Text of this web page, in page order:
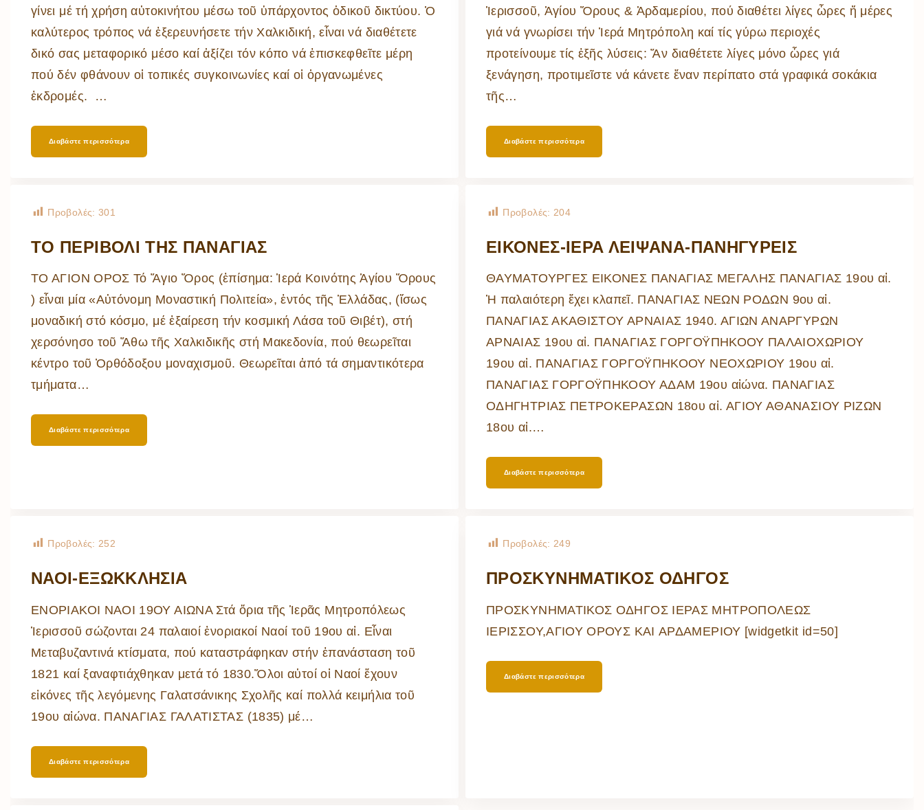
Εκκλησιαστική
κατασκήνωση
Φιλόπτωχο Ταμεῖο
Θεῖον Κήρυγμα – Ἱερὰ
Ἐξομολόγηση
Αἴθουσες – Πνευματικά
Κέντρα
Ραδιοφωνικός Σταθμός
Ποιμαντική Διακονία
Ἐργαστήριο
Συντηρήσεως Κειμηλίων
Βυζαντινή Μουσική
Σχολές Ἐκκλησιαστικῶν
Ἀρχιερατικές
Περιφέρειες
Ημερολόγιο Ι.Μ
γίνει μέ τή χρήση αὐτοκινήτου μέσω τοῦ ὑπάρχοντος ὁδικοῦ δικτύου. Ὁ
καλύτερος τρόπος νά ἐξερευνήσετε τήν Χαλκιδική, εἶναι νά διαθέτετε
δικό σας μεταφορικό μέσο καί ἀξίζει τόν κόπο νά ἐπισκεφθεῖτε μέρη
πού δέν φθάνουν οἱ τοπικές συγκοινωνίες καί οἱ ὀργανωμένες
ἐκδρομές.
…
Διαβάστε περισσότερα
Ἱερισσοῦ, Ἁγίου Ὄρους & Ἀρδαμερίου, πού διαθέτει λίγες ὧρες ἤ μέρες
γιά νά γνωρίσει τήν Ἱερά Μητρόπολη καί τίς γύρω περιοχές
προτείνουμε τίς ἑξῆς λύσεις: Ἄν διαθέτετε λίγες μόνο ὧρες γιά
ξενάγηση, προτιμεῖστε νά κάνετε ἕναν περίπατο στά γραφικά σοκάκια
τῆς…
Διαβάστε περισσότερα
Προβολές: 301
ΤΟ ΠΕΡΙΒΟΛΙ ΤΗΣ ΠΑΝΑΓΙΑΣ
ΤΟ ΑΓΙΟΝ ΟΡΟΣ Τό Ἅγιο Ὄρος (ἐπίσημα: Ἱερά Κοινότης Ἁγίου Ὅρους
) εἶναι μία «Αὐτόνομη Μοναστική Πολιτεία», ἐντός τῆς Ἑλλάδας, (ἴσως
μοναδική στό κόσμο, μέ ἐξαίρεση τήν κοσμική Λάσα τοῦ Θιβέτ), στή
χερσόνησο τοῦ Ἄθω τῆς Χαλκιδικῆς στή Μακεδονία, πού θεωρεῖται
κέντρο τοῦ Ὀρθόδοξου μοναχισμοῦ. Θεωρεῖται ἀπό τά σημαντικότερα
τμήματα…
Διαβάστε περισσότερα
Προβολές: 204
ΕΙΚΟΝΕΣ-ΙΕΡΑ ΛΕΙΨΑΝΑ-ΠΑΝΗΓΥΡΕΙΣ
ΘΑΥΜΑΤΟΥΡΓΕΣ ΕΙΚΟΝΕΣ ΠΑΝΑΓΙΑΣ ΜΕΓΑΛΗΣ ΠΑΝΑΓΙΑΣ 19ου αἰ.
Ἡ παλαιότερη ἔχει κλαπεῖ. ΠΑΝΑΓΙΑΣ ΝΕΩΝ ΡΟΔΩΝ 9ου αἰ.
ΠΑΝΑΓΙΑΣ ΑΚΑΘΙΣΤΟΥ ΑΡΝΑΙΑΣ 1940. ΑΓΙΩΝ ΑΝΑΡΓΥΡΩΝ
ΑΡΝΑΙΑΣ 19ου αἰ. ΠΑΝΑΓΙΑΣ ΓΟΡΓΟΫΠΗΚΟΟΥ ΠΑΛΑΙΟΧΩΡΙΟΥ
19ου αἰ. ΠΑΝΑΓΙΑΣ ΓΟΡΓΟΫΠΗΚΟΟΥ ΝΕΟΧΩΡΙΟΥ 19ου αἰ.
ΠΑΝΑΓΙΑΣ ΓΟΡΓΟΫΠΗΚΟΟΥ ΑΔΑΜ 19ου αἰώνα. ΠΑΝΑΓΙΑΣ
ΟΔΗΓΗΤΡΙΑΣ ΠΕΤΡΟΚΕΡΑΣΩΝ 18ου αἰ. ΑΓΙΟΥ ΑΘΑΝΑΣΙΟΥ ΡΙΖΩΝ
18ου αἰ.…
Διαβάστε περισσότερα
Προβολές: 252
ΝΑΟΙ-ΕΞΩΚΚΛΗΣΙΑ
ΕΝΟΡΙΑΚΟΙ ΝΑΟΙ 19ΟΥ ΑΙΩΝΑ Στά ὅρια τῆς Ἱερᾶς Μητροπόλεως
Ἱερισσοῦ σώζονται 24 παλαιοί ἐνοριακοί Ναοί τοῦ 19ου αἰ. Εἶναι
Μεταβυζαντινά κτίσματα, πού καταστράφηκαν στήν ἐπανάσταση τοῦ
1821 καί ξαναφτιάχθηκαν μετά τό 1830.Ὅλοι αὐτοί οἱ Ναοί ἔχουν
εἰκόνες τῆς λεγόμενης Γαλατσάνικης Σχολῆς καί πολλά κειμήλια τοῦ
19ου αἰώνα. ΠΑΝΑΓΙΑΣ ΓΑΛΑΤΙΣΤΑΣ (1835) μέ…
Διαβάστε περισσότερα
Προβολές: 249
ΠΡΟΣΚΥΝΗΜΑΤΙΚΟΣ ΟΔΗΓΟΣ
ΠΡΟΣΚΥΝΗΜΑΤΙΚΟΣ ΟΔΗΓΟΣ ΙΕΡΑΣ ΜΗΤΡΟΠΟΛΕΩΣ
ΙΕΡΙΣΣΟΥ,ΑΓΙΟΥ ΟΡΟΥΣ ΚΑΙ ΑΡΔΑΜΕΡΙΟΥ [widgetkit id=50]
Διαβάστε περισσότερα